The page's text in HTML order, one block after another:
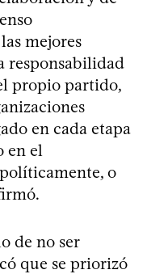
mejores
responsabilidad
propio partido,
en cada etapa
en el
o
de no ser
que se priorizó